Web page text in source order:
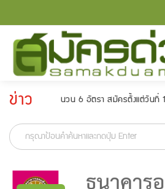
ข่าว
ประกาศ
า สมัครตั้งแต่วันที่ 18 กุมภาพันธ์ - 15 มีนาค